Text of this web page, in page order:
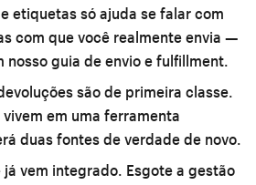
etiquetas só ajuda se falar com
com que você realmente envia —
nossoguia de envio e fulfillment.
são de primeira classe.
em uma ferramenta
duas fontes de verdade de novo.
vem integrado. Esgote a gestão